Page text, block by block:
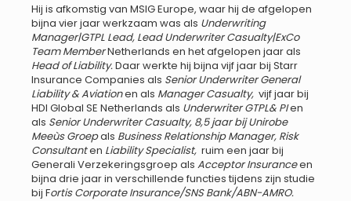
Hij is afkomstig van MSIG Europe, waar hij de afgelopen
bijna vier jaar werkzaam was als Underwriting
Manager|GTPL Lead, Lead Underwriter Casualty|ExCo
Team MemberNetherlands en het afgelopen jaar als
Head of Liability.Daar werkte hij bijna vijf jaar bij Starr
Insurance Companies als Senior Underwriter General
Liability & Aviationen als Manager Casualty, vijf jaar bij
HDI Global SE Netherlands als Underwriter GTPL& PIen
als Senior Underwriter Casualty, 8,5 jaar bij Unirobe
Meeùs Groepals Business Relationship Manager, Risk
Consultanten Liability Specialist, ruim een jaar bij
Generali Verzekeringsgroep als Acceptor Insuranceen
bijna drie jaar in verschillende functies tijdens zijn studie
bij Fortis Corporate Insurance/SNS Bank/ABN-AMRO.